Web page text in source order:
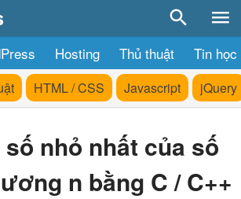
Hosting Thủ thuật Tin học
HTML / CSS Javascript jQuery
nhỏ nhất của số
n bằng C / C++